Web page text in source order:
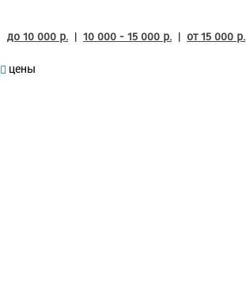
до 10 000 р. | 10 000 - 15 000 р. | от 15 000 р.
цены